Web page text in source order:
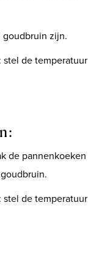
goudbruin zijn.
stel de temperatuur
de pannenkoeken
stel de temperatuur